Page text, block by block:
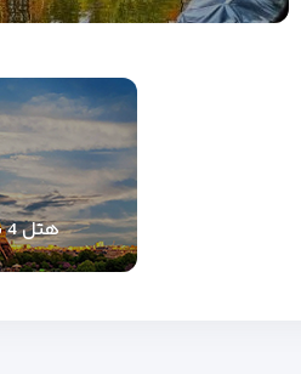
هتل 4 ستاره پاریس